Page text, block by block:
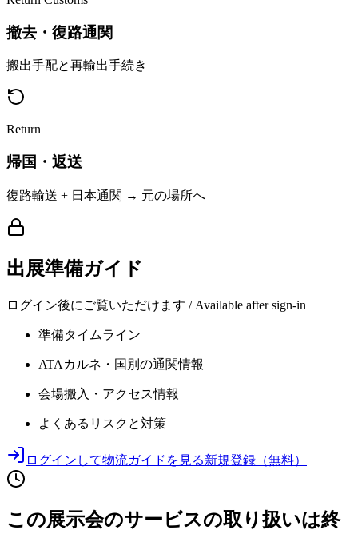
撤去・復路通関
搬出手配と再輸出手続き
Return
帰国・返送
復路輸送 + 日本通関 → 元の場所へ
出展準備ガイド
ログイン後にご覧いただけます / Available after sign-in
準備タイムライン
ATAカルネ・国別の通関情報
会場搬入・アクセス情報
よくあるリスクと対策
ログインして物流ガイドを見る新規登録（無料）
この展示会のサービスの取り扱いは終